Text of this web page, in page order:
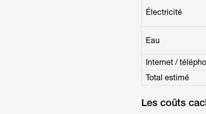
Électricité
Eau
Internet /
Total estimé
Les coûts